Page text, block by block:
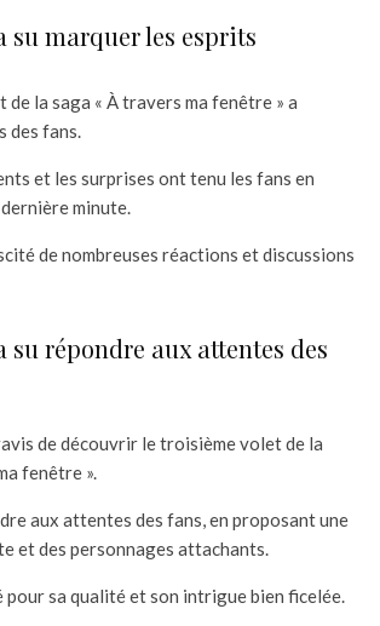
marquer les esprits
la saga « À travers ma fenêtre » a
des fans.
et les surprises ont tenu les fans en
minute.
de nombreuses réactions et discussions
répondre aux attentes des
de découvrir le troisième volet de la
fenêtre ».
aux attentes des fans, en proposant une
et des personnages attachants.
pour sa qualité et son intrigue bien ficelée.